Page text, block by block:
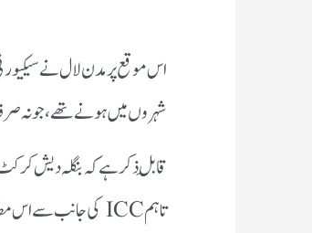
اس موقع پر مدن لال نے سیکیورٹی
شہروں میں ہونے تھے، جو نہ
قابلِ ذکر ہے کہ بنگلہ دیش
تاہم ICC کی جانب سے اس مطالبے کو قبول نہیں کیا گیا، جس کے بعد بائیکاٹ کی بات سامنے آئی۔